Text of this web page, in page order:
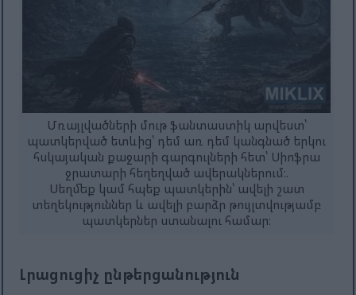
Մռայլվածների մութ ֆանտաստիկ արվեստ՝
պատկերված ետևից՝ դեմ առ դեմ կանգնած երկու
հսկայական քաջարի գարգուլների հետ՝ Սիոֆրա
ջրատարի հեղեղված ավերակներում։.
Սեղմեք կամ հպեք պատկերին՝ ավելի շատ
տեղեկություններ և ավելի բարձր թույլտվությամբ
պատկերներ ստանալու համար։
Լրացուցիչ ընթերցանություն